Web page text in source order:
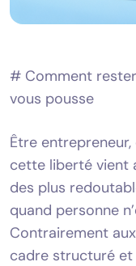
# Comment
vous pousse
Être
cette liberté vient
des plus
quand personne
Contrairement
cadre structuré et